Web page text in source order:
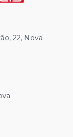
22, Nova
-